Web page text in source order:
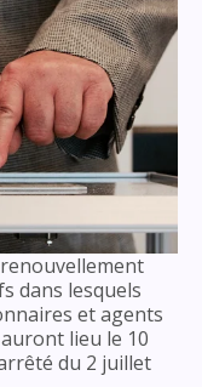
dans lesquels
et agents
lieu le 10
du 2 juillet